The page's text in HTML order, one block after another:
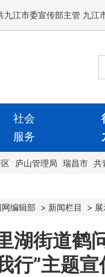
九江市委宣传部主管 九
社会
服务
庐山管理局 瑞昌市 共
编辑部 > 新闻栏目 >
湖街道鹤
行”主题宣